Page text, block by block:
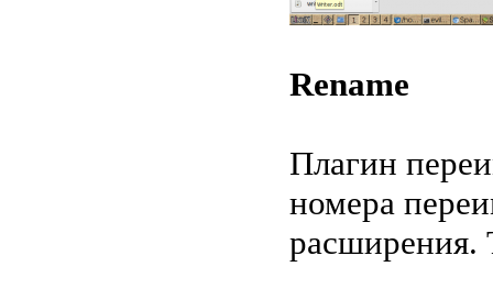
Rename
Плагин
номера
расширения.